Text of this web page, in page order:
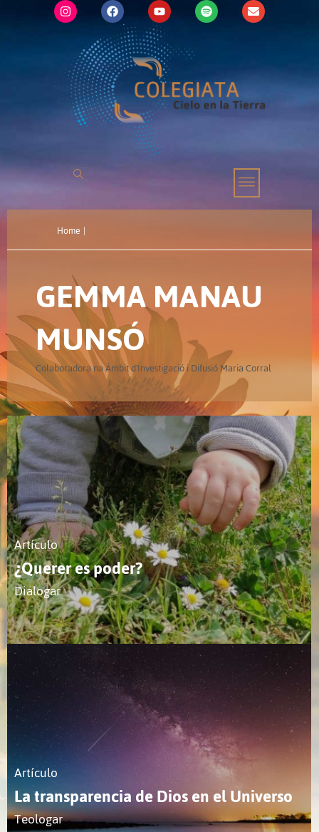
Home |
GEMMA MANAU
MUNSÓ
Colaboradora na Ámbit d'Investigació i Difusió Maria Corral
Artículo
¿Querer es poder?
Dialogar
Artículo
La transparencia de Dios en el Universo
Teologar